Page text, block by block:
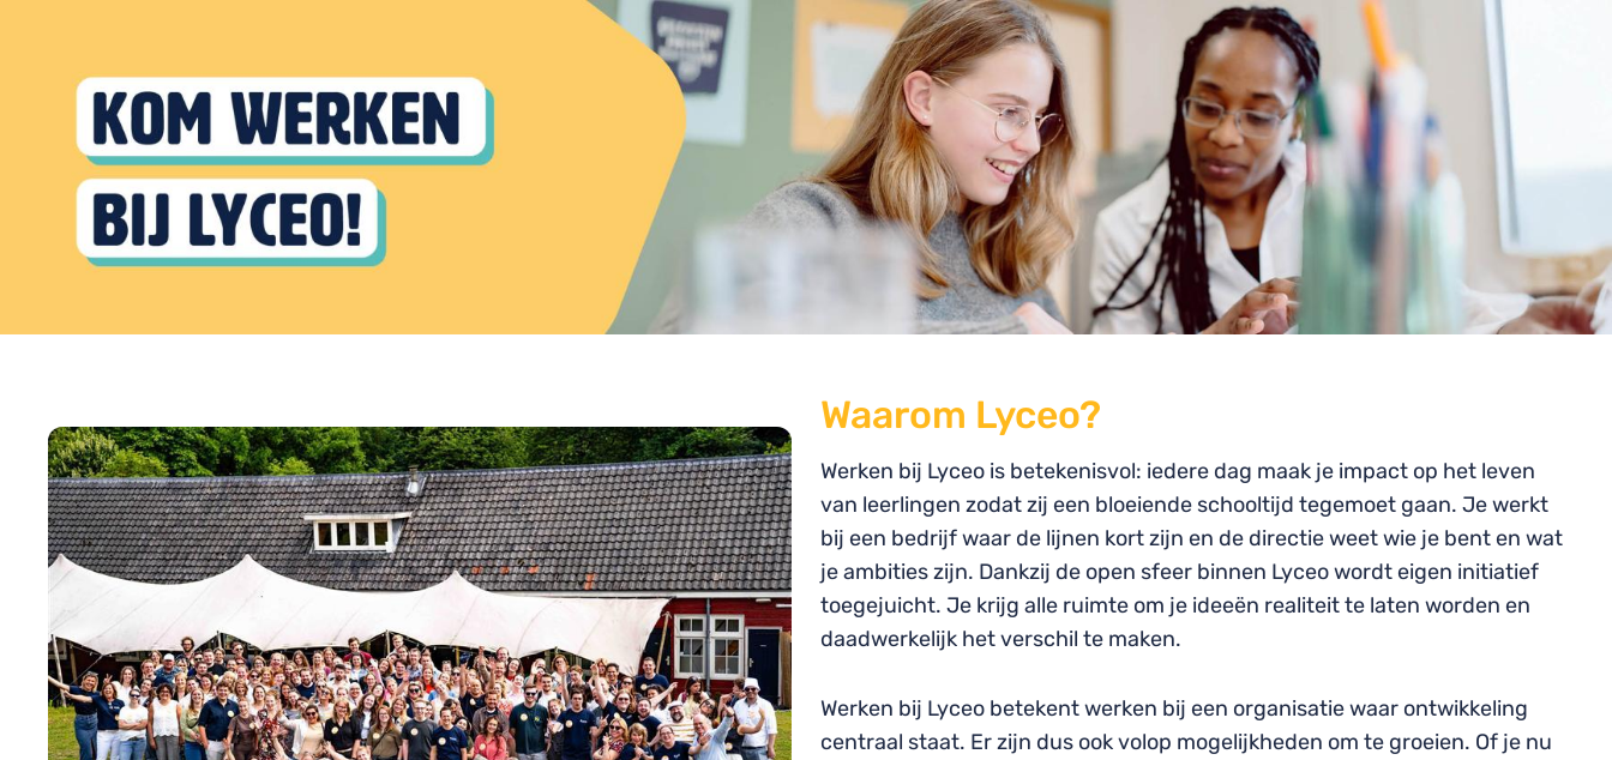
Waarom Lyceo?
Werken bij Lyceo is betekenisvol: iedere dag maak je impact op het leven
van leerlingen zodat zij een bloeiende schooltijd tegemoet gaan. Je werkt
bij een bedrijf waar de lijnen kort zijn en de directie weet wie je bent en wat
je ambities zijn. Dankzij de open sfeer binnen Lyceo wordt eigen initiatief
toegejuicht. Je krijg alle ruimte om je ideeën realiteit te laten worden en
daadwerkelijk het verschil te maken.
Werken bij Lyceo betekent werken bij een organisatie waar ontwikkeling
centraal staat. Er zijn dus ook volop mogelijkheden om te groeien. Of je nu